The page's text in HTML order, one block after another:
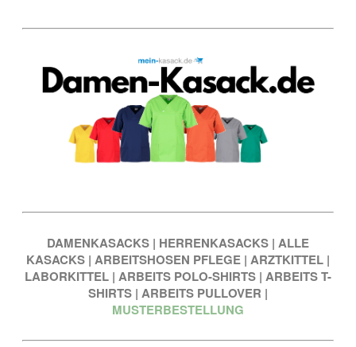
DAMENKASACKS | HERRENKASACKS | ALLE
KASACKS | ARBEITSHOSEN PFLEGE | ARZTKITTEL |
LABORKITTEL | ARBEITS POLO-SHIRTS | ARBEITS T-
SHIRTS | ARBEITS PULLOVER |
MUSTERBESTELLUNG